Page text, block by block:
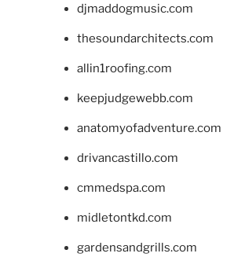
djmaddogmusic.com
thesoundarchitects.com
allin1roofing.com
keepjudgewebb.com
anatomyofadventure.com
drivancastillo.com
cmmedspa.com
midletontkd.com
gardensandgrills.com